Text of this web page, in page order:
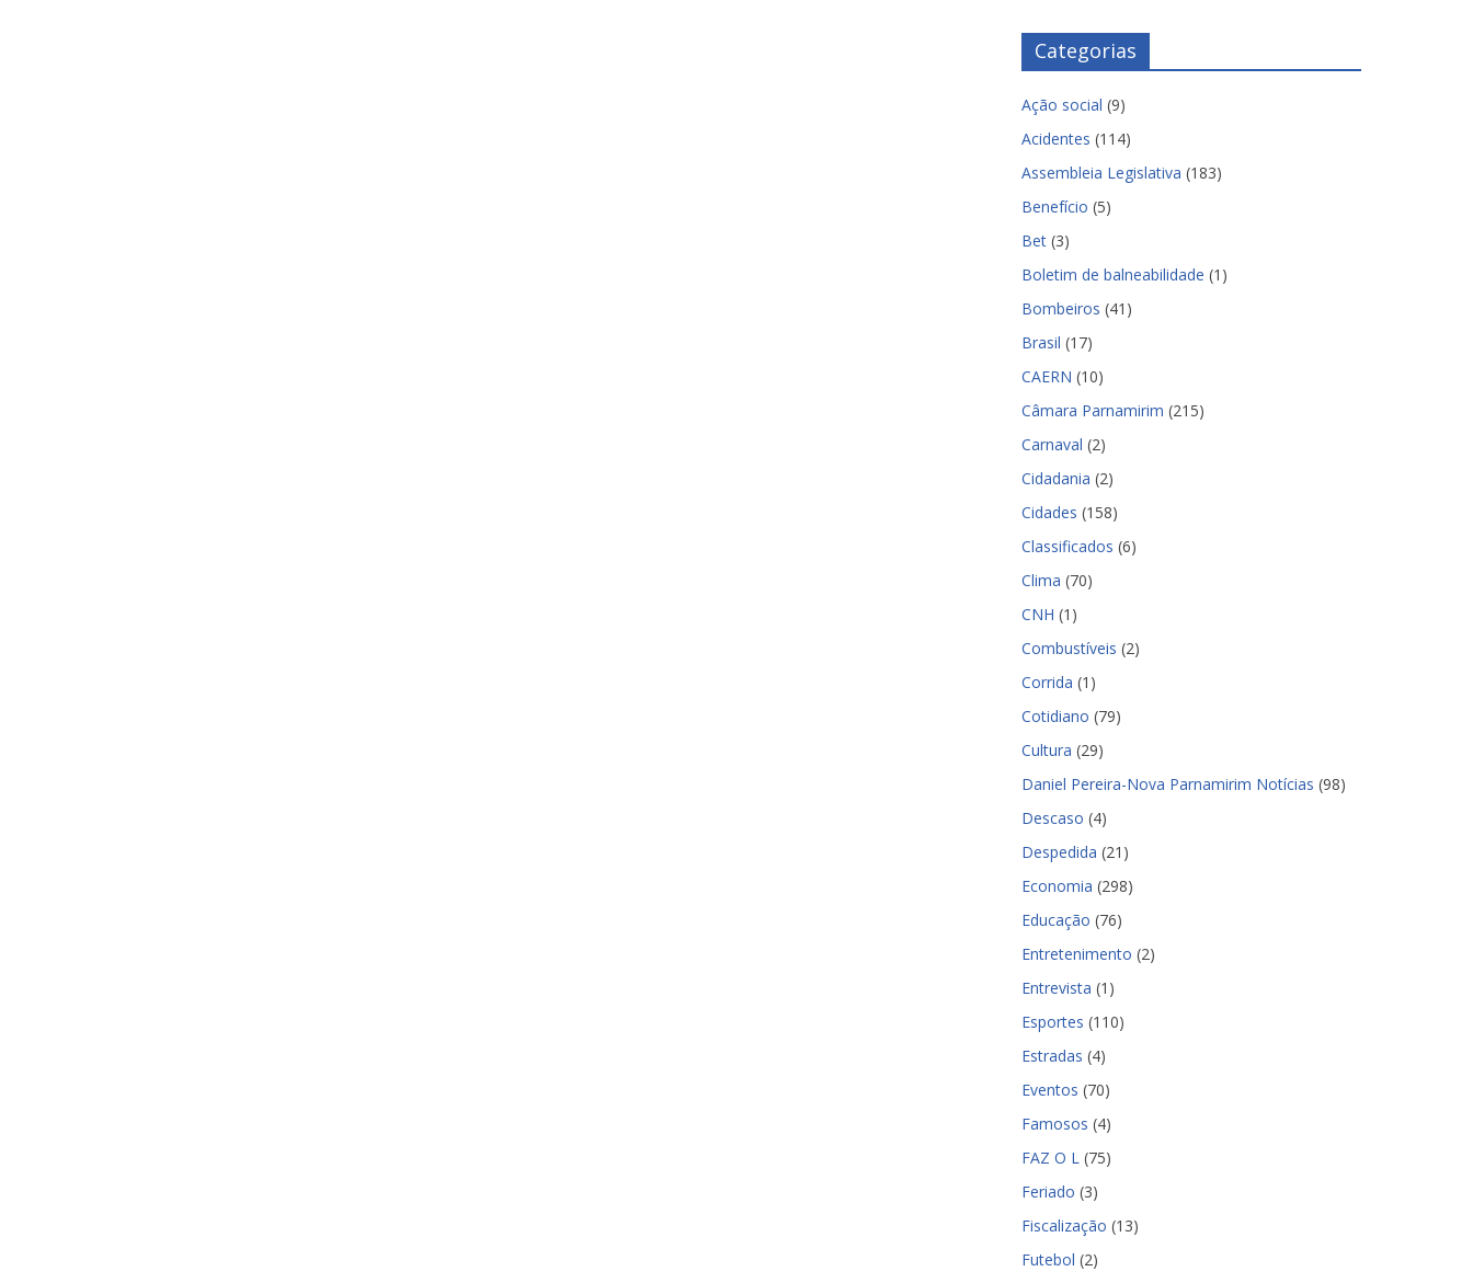
Categorias
Ação social (9)
Acidentes (114)
Assembleia Legislativa (183)
Benefício (5)
Bet (3)
Boletim de balneabilidade (1)
Bombeiros (41)
Brasil (17)
CAERN (10)
Câmara Parnamirim (215)
Carnaval (2)
Cidadania (2)
Cidades (158)
Classificados (6)
Clima (70)
CNH (1)
Combustíveis (2)
Corrida (1)
Cotidiano (79)
Cultura (29)
Daniel Pereira-Nova Parnamirim Notícias (98)
Descaso (4)
Despedida (21)
Economia (298)
Educação (76)
Entretenimento (2)
Entrevista (1)
Esportes (110)
Estradas (4)
Eventos (70)
Famosos (4)
FAZ O L (75)
Feriado (3)
Fiscalização (13)
Futebol (2)